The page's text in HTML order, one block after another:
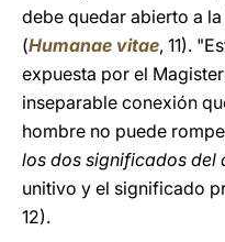
debe quedar abierto a
(Humanae vitae, 11).
expuesta por el
inseparable conexión
hombre no puede
los dos significados del
unitivo y el significado
12).